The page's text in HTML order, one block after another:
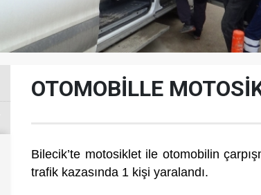
OTOMOBİLLE
Bilecik’te motosiklet ile otomobilin
trafik kazasında 1 kişi yaralandı.